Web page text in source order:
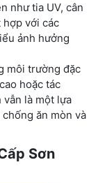
như tia UV, cân
hợp với các
ảnh hưởng
môi trường đặc
hoặc tác
là một lựa
ăn mòn và
Sơn